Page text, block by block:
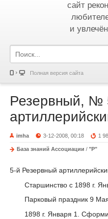
сайт
и
Полная версия сайта
Резервный, №
imha 3-12-2008, 00:18 1
База знаний Ассоциации / "Р"
5-й Резервный
Старшинство с 1898 г.
Парковый праздник 9
1898 г. Января 1.